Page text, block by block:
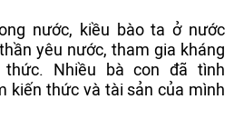
nước, kiều bào ta ở nước
yêu nước, tham gia kháng
Nhiều bà con đã tình
kiến thức và tài sản của mình